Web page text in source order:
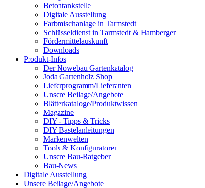
Betontankstelle
Digitale Ausstellung
Farbmischanlage in Tarmstedt
Schlüsseldienst in Tarmstedt & Hambergen
Fördermittelauskunft
Downloads
Produkt-Infos
Der Nowebau Gartenkatalog
Joda Gartenholz Shop
Lieferprogramm/Lieferanten
Unsere Beilage/Angebote
Blätterkataloge/Produktwissen
Magazine
DIY - Tipps & Tricks
DIY Bastelanleitungen
Markenwelten
Tools & Konfiguratoren
Unsere Bau-Ratgeber
Bau-News
Digitale Ausstellung
Unsere Beilage/Angebote